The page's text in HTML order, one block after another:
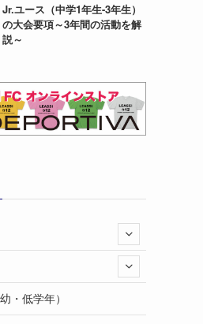
Jr.ユース（中学1年生-3年生）
の大会要項～3年間の活動を解
説～
・低学年）